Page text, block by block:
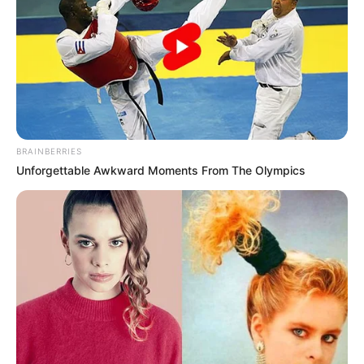
Ana María Muñoz Giraldo, integrante de la agrupación
Sikuris, de Santa Elena, agradeció el acompañamiento de
la Alcaldía y la oportunidad para que le han brindado a
los artistas locales.
BRAINBERRIES
Unforgettable Awkward Moments From The Olympics